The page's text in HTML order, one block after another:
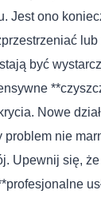
Jest ono
być
Nowe
problem nie
Upewnij się,